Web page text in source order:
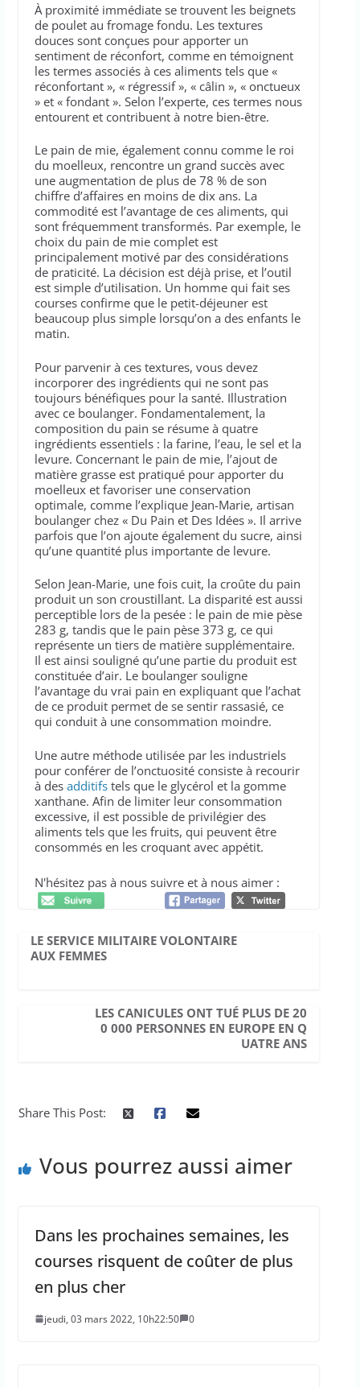
À proximité immédiate se trouvent les beignets
de poulet au fromage fondu. Les textures
douces sont conçues pour apporter un
sentiment de réconfort, comme en témoignent
les termes associés à ces aliments tels que «
réconfortant », « régressif », « câlin », « onctueux
» et « fondant ». Selon l’experte, ces termes nous
entourent et contribuent à notre bien-être.
Le pain de mie, également connu comme le roi
du moelleux, rencontre un grand succès avec
une augmentation de plus de 78 % de son
chiffre d’affaires en moins de dix ans. La
commodité est l’avantage de ces aliments, qui
sont fréquemment transformés. Par exemple, le
choix du pain de mie complet est
principalement motivé par des considérations
de praticité. La décision est déjà prise, et l’outil
est simple d’utilisation. Un homme qui fait ses
courses confirme que le petit-déjeuner est
beaucoup plus simple lorsqu’on a des enfants le
matin.
Pour parvenir à ces textures, vous devez
incorporer des ingrédients qui ne sont pas
toujours bénéfiques pour la santé. Illustration
avec ce boulanger. Fondamentalement, la
composition du pain se résume à quatre
ingrédients essentiels : la farine, l’eau, le sel et la
levure. Concernant le pain de mie, l’ajout de
matière grasse est pratiqué pour apporter du
moelleux et favoriser une conservation
optimale, comme l’explique Jean-Marie, artisan
boulanger chez « Du Pain et Des Idées ». Il arrive
parfois que l’on ajoute également du sucre, ainsi
qu’une quantité plus importante de levure.
Selon Jean-Marie, une fois cuit, la croûte du pain
produit un son croustillant. La disparité est aussi
perceptible lors de la pesée : le pain de mie pèse
283 g, tandis que le pain pèse 373 g, ce qui
représente un tiers de matière supplémentaire.
Il est ainsi souligné qu’une partie du produit est
constituée d’air. Le boulanger souligne
l’avantage du vrai pain en expliquant que l’achat
de ce produit permet de se sentir rassasié, ce
qui conduit à une consommation moindre.
Une autre méthode utilisée par les industriels
pour conférer de l’onctuosité consiste à recourir
à des additifstels que le glycérol et la gomme
xanthane. Afin de limiter leur consommation
excessive, il est possible de privilégier des
aliments tels que les fruits, qui peuvent être
consommés en les croquant avec appétit.
N'hésitez pas à nous suivre et à nous aimer :
LE SERVICE MILITAIRE VOLONTAIRE
AUX FEMMES
LES CANICULES ONT TUÉ PLUS DE 20
0 000 PERSONNES EN EUROPE EN Q
UATRE ANS
Share This Post:
Vous pourrez aussi aimer
Dans les prochaines semaines, les
courses risquent de coûter de plus
en plus cher
jeudi, 03 mars 2022, 10h22:50 0